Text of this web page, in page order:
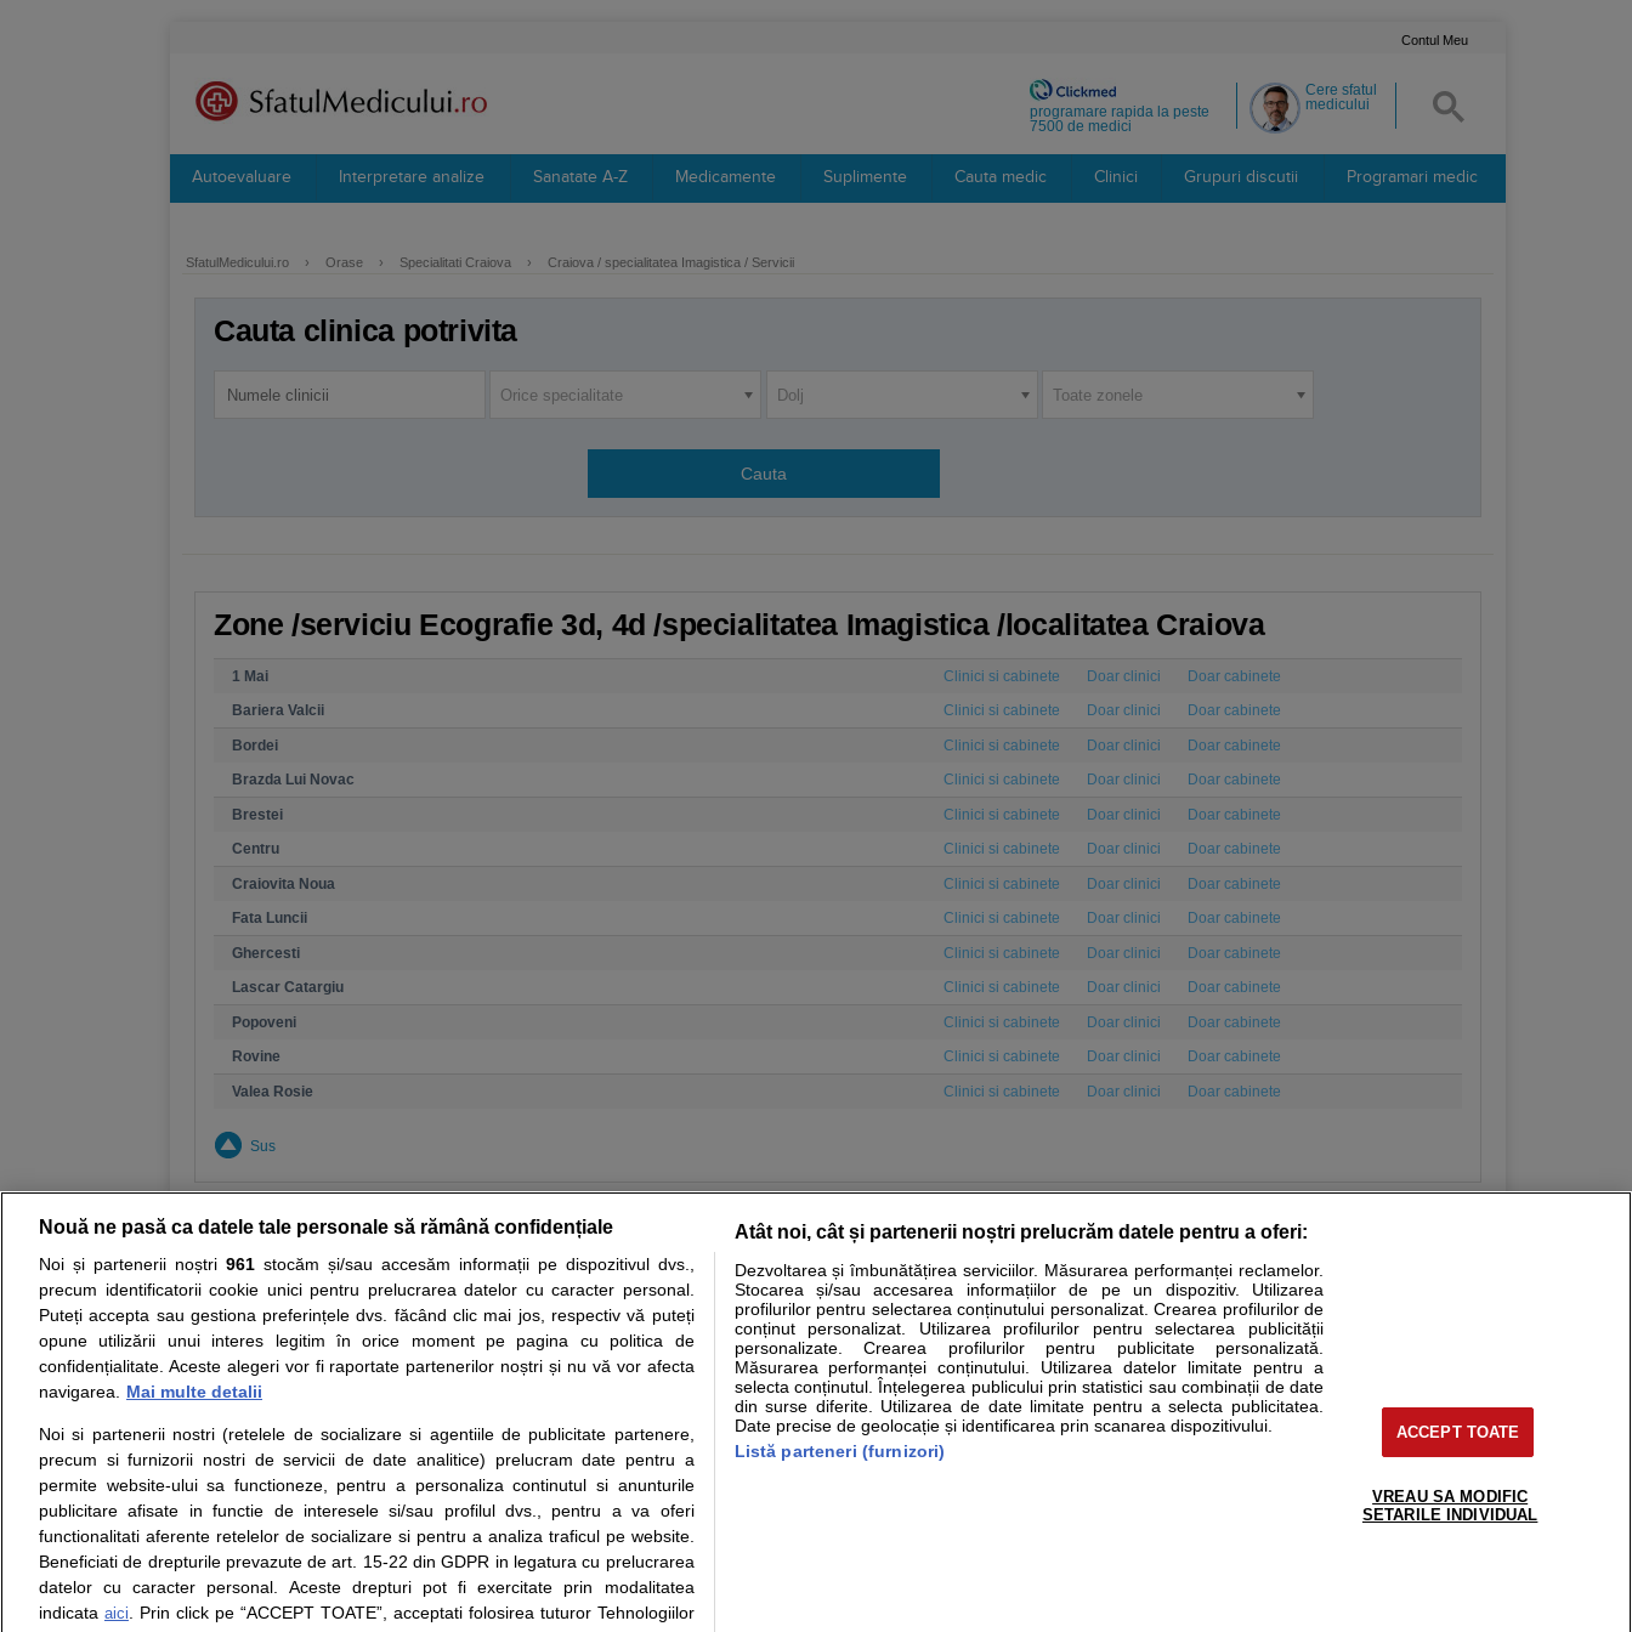
Contul Meu
Cere sfatul
medicului
programare rapida la peste
7500 de medici
Autoevaluare Interpretare analize Sanatate A-Z Medicamente Suplimente Cauta medic Clinici Grupuri discutii Programari medic
SfatulMedicului.ro › Orase › Specialitati Craiova › Craiova / specialitatea Imagistica / Servicii
Cauta clinica potrivita
Orice specialitate Dolj Toate zonele
Zone /serviciu Ecografie 3d, 4d /specialitatea Imagistica /localitatea Craiova
1 Mai Clinici si cabinete Doar clinici
Doar cabinete
Bariera Valcii
Clinici si cabinete Doar clinici Doar cabinete
Bordei Clinici si cabinete Doar clinici
Doar cabinete
Brazda Lui Novac
Clinici si cabinete Doar clinici Doar cabinete
Brestei Clinici si cabinete Doar clinici
Doar cabinete
Centru
Clinici si cabinete Doar clinici Doar cabinete
Craiovita Noua Clinici si cabinete Doar clinici
Doar cabinete
Fata Luncii
Clinici si cabinete Doar clinici Doar cabinete
Ghercesti Clinici si cabinete Doar clinici
Doar cabinete
Lascar Catargiu
Clinici si cabinete Doar clinici Doar cabinete
Popoveni Clinici si cabinete Doar clinici
Doar cabinete
Rovine
Clinici si cabinete Doar clinici Doar cabinete
Valea Rosie Clinici si cabinete Doar clinici Doar cabinete
Sus
Resurse: Autoevaluare simptome Interpretare analize Specialitati medicale Boli si afectiuni Calculatoare Stiri medicale
Opiniile avizate ale medicilor, sfaturile si orice alte informatii despre sanatate disponibile pe sfatulmedicului.ro au scop informativ si educational. Ele nu pot substitui consultul medical direct si
nici diagnosticul stabilit in urma investigatiilor si analizelor medicale. Va sfatuim, ca pe langa informatia primita pe sfatulmedicului.ro sa consultati fie medicul Dvs., fie unul dintre medicii pe care
ii punem la dispozitie pentru programare in sistemul de programari la medic Clickmed.
Despre noi
Despre noi
Contact
Intrebari frecvente
Consultanti
medicali
Legal
Termeni si conditii
Politica de
confidentialitate
Politica de cookie
Modifica Setarile Cookie
Drepturile consumatorului
Protectia consumatorilor - ANPC
Solutionarea Alternativa a
Litigiilor
Info consumator: 0800.080.999
Formulare europene - CNAS
Ministerul Sanatatii - ANMDM
Parteneri
support@sfatulmedicului.ro
Nouă ne pasă ca datele tale personale să rămână confidențiale
Noi și partenerii noștri 961stocăm și/sau accesăm informații pe dispozitivul dvs.,
precum identificatorii cookie unici pentru prelucrarea datelor cu caracter personal.
Puteți accepta sau gestiona preferințele dvs. făcând clic mai jos, respectiv vă puteți
opune utilizării unui interes legitim în orice moment pe pagina cu politica de
confidențialitate. Aceste alegeri vor fi raportate partenerilor noștri și nu vă vor afecta
navigarea.
Mai multe detalii
Noi si partenerii nostri (retelele de socializare si agentiile de publicitate partenere,
precum si furnizorii nostri de servicii de date analitice) prelucram date pentru a
permite website-ului sa functioneze, pentru a personaliza continutul si anunturile
publicitare afisate in functie de interesele si/sau profilul dvs., pentru a va oferi
functionalitati aferente retelelor de socializare si pentru a analiza traficul pe website.
Beneficiati de drepturile prevazute de art. 15-22 din GDPR in legatura cu prelucrarea
datelor cu caracter personal. Aceste drepturi pot fi exercitate prin modalitatea
indicata aici. Prin click pe “ACCEPT TOATE”, acceptati folosirea tuturor Tehnologiilor
Atât noi, cât și partenerii noștri prelucrăm datele pentru a oferi:
Dezvoltarea și îmbunătățirea serviciilor. Măsurarea performanței reclamelor.
Stocarea și/sau accesarea informațiilor de pe un dispozitiv. Utilizarea
profilurilor pentru selectarea conținutului personalizat. Crearea profilurilor de
conținut personalizat. Utilizarea profilurilor pentru selectarea publicității
personalizate. Crearea profilurilor pentru publicitate personalizată.
Măsurarea performanței conținutului. Utilizarea datelor limitate pentru a
selecta conținutul. Înțelegerea publicului prin statistici sau combinații de date
din surse diferite. Utilizarea de date limitate pentru a selecta publicitatea.
Date precise de geolocație și identificarea prin scanarea dispozitivului.
Listă parteneri (furnizori)
ACCEPT TOATE
VREAU SA MODIFIC
SETARILE INDIVIDUAL